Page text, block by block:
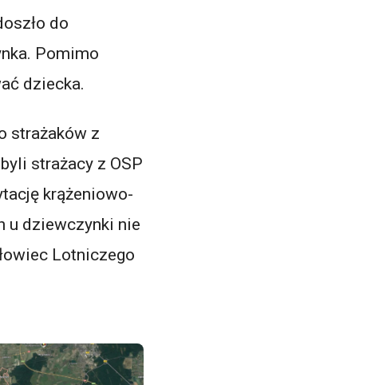
do
Pomimo
dziecka.
strażaków z
strażacy z OSP
krążeniowo-
u dziewczynki nie
Lotniczego